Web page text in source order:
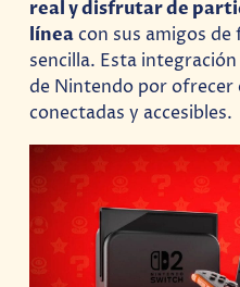
real y disfrutar de
líneacon sus amigos
sencilla. Esta
de Nintendo por ofrecer
conectadas y accesibles.